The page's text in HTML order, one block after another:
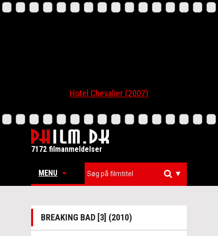
Hotel Chevalier (2007)
7172 filmanmeldelser
MENU ▼
BREAKING BAD [3] (2010)